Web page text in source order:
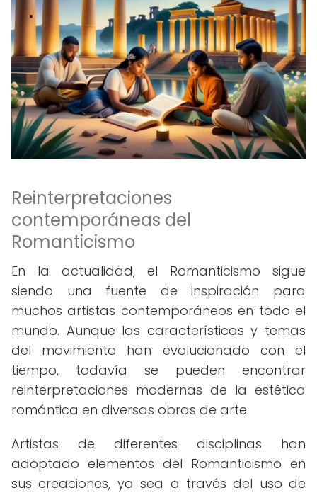
Reinterpretaciones
contemporáneas del
Romanticismo
En la actualidad, el Romanticismo sigue
siendo una fuente de inspiración para
muchos artistas contemporáneos en todo el
mundo. Aunque las características y temas
del movimiento han evolucionado con el
tiempo, todavía se pueden encontrar
reinterpretaciones modernas de la estética
romántica en diversas obras de arte.
Artistas de diferentes disciplinas han
adoptado elementos del Romanticismo en
sus creaciones, ya sea a través del uso de